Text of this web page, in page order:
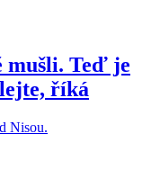
mušli. Teď je
říká